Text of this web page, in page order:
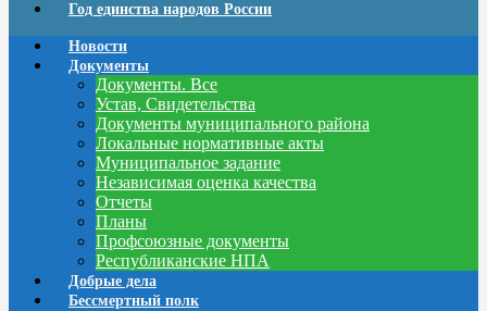
Год единства народов России
Новости
Документы
Документы. Все
Устав, Свидетельства
Документы муниципального района
Локальные нормативные акты
Муниципальное задание
Независимая оценка качества
Отчеты
Планы
Профсоюзные документы
Республиканские НПА
Добрые дела
Бессмертный полк